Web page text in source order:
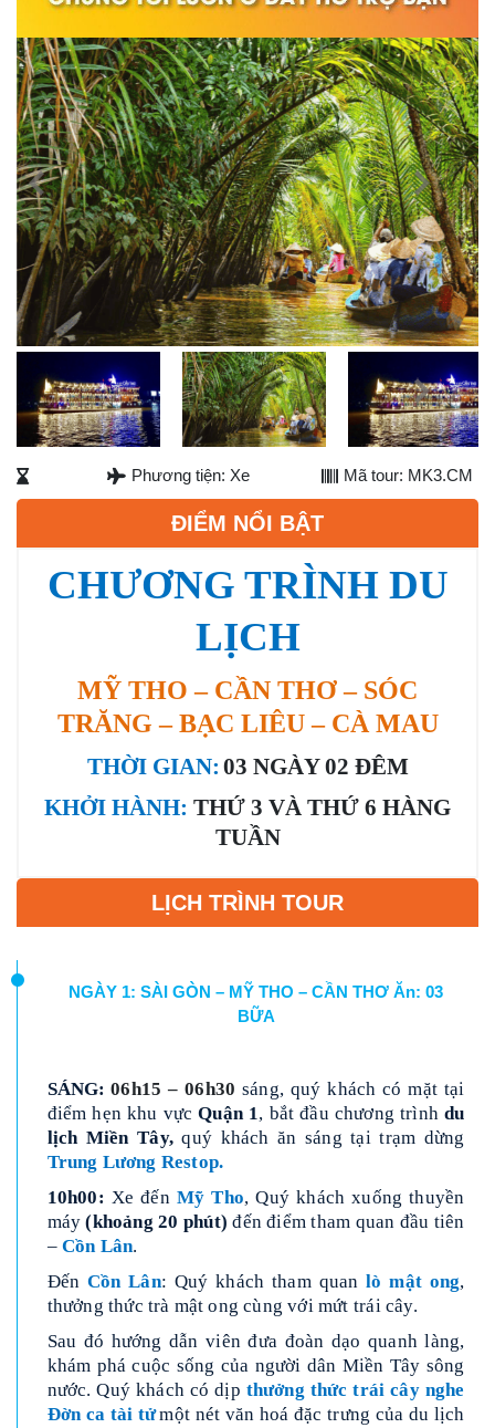
Previous Next
Next
Phương tiện: Xe
Mã tour: MK3.CM
ĐIỂM NỔI BẬT
CHƯƠNG TRÌNH DU
LỊCH
MỸ THO – CẦN THƠ – SÓC
TRĂNG – BẠC LIÊU – CÀ MAU
THỜI GIAN: 03 NGÀY02 ĐÊM
KHỞI HÀNH: THỨ 3 VÀ THỨ 6 HÀNG
TUẦN
LỊCH TRÌNH TOUR
NGÀY 1: SÀI GÒN – MỸ THO – CẦN THƠ Ăn: 03
BỮA
SÁNG: 06h15 – 06h30 sáng, quý khách có mặt tại
điểm hẹn khu vựcQuận 1, bắt đầu chương trìnhdu
lịch Miền Tây,quý khách ăn sáng tại trạm dừng
Trung Lương Restop.
10h00: Xe đến Mỹ Tho, Quý khách xuống thuyền
máy(khoảng 20 phút) đến điểm tham quan đầu tiên
– Cồn Lân.
Đến Cồn Lân: Quý khách tham quanlò mật ong,
thưởng thức trà mật ong cùng với mứt trái cây.
Sau đó hướng dẫn viên đưa đoàn dạo quanh làng,
khám phá cuộc sống của người dân Miền Tây sông
nước. Quý khách có dịp thưởng thức trái cây nghe
Đờn ca tài tửmột nét văn hoá đặc trưng của du lịch